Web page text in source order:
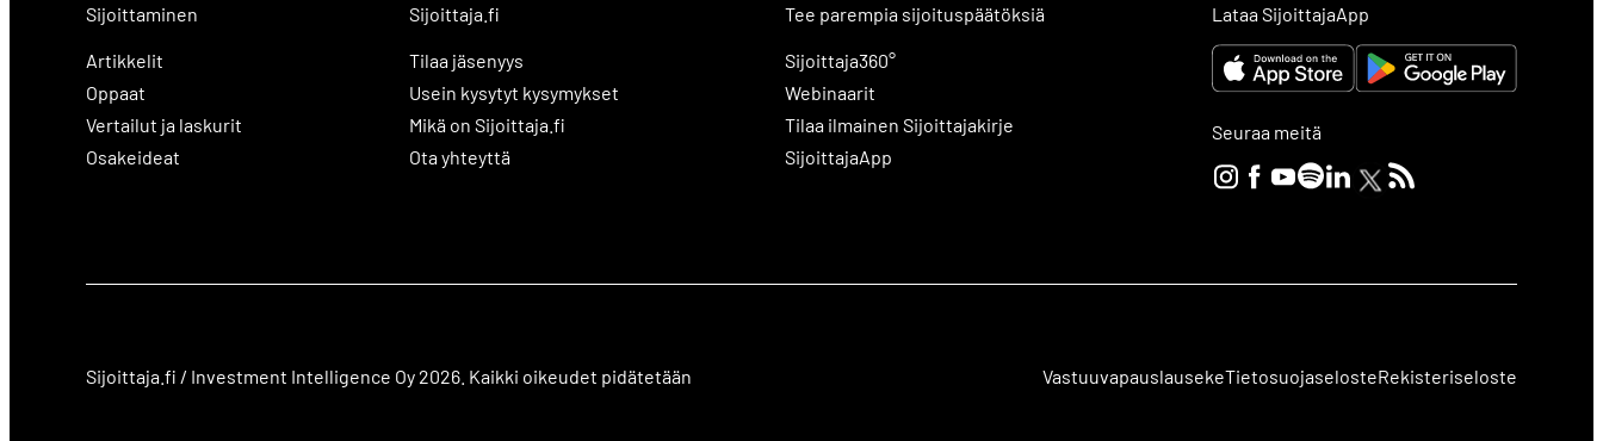
Sijoittaminen
Artikkelit
Oppaat
Vertailut ja laskurit
Osakeideat
Sijoittaja.fi
Tilaa jäsenyys
Usein kysytyt kysymykset
Mikä on Sijoittaja.fi
Ota yhteyttä
Tee parempia sijoituspäätöksiä
Sijoittaja360°
Webinaarit
Tilaa ilmainen Sijoittajakirje
SijoittajaApp
Lataa SijoittajaApp
Seuraa meitä
Sijoittaja.fi / Investment Intelligence Oy 2026. Kaikki oikeudet pidätetään VastuuvapauslausekeTietosuojaselosteRekisteriseloste